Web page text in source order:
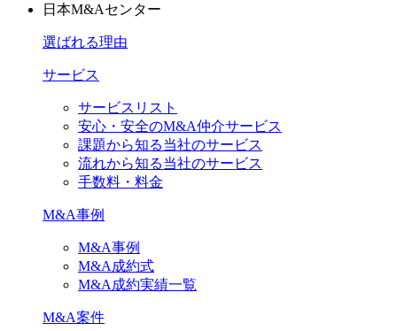
日本M&Aセンター
選ばれる理由
サービス
サービスリスト
安心・安全のM&A仲介サービス
課題から知る当社のサービス
流れから知る当社のサービス
手数料・料金
M&A事例
M&A事例
M&A成約式
M&A成約実績一覧
M&A案件